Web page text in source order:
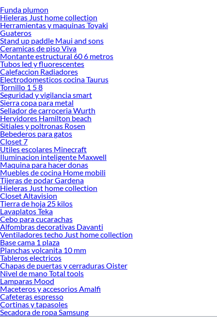
Desde remodelaciones hasta proyectos de decoración, estamos aquí para hacer
tus ideas realidad. ¡Visítanos y encuentra todo lo que tenemos para ofrecerte en
Tabla para Picar!
Explora la variedad de productos de Tabla para Picar en Sodimac
Herramientas, materiales y accesorios de calidad para tus proyectos y
renovación de espacios. ¡Visítanos y descubre todo lo que tenemos para
ofrecerte!
Encuentra una amplia variedad de productos de Tabla para Picar en Sodimac.
Encuentra todo lo necesario para tus proyectos de renovación y decoración.
¡Visítanos y haz tus ideas realidad!
Funda plumon
Hieleras Just home collection
Herramientas y maquinas Toyaki
Guateros
Stand up paddle Maui and sons
Ceramicas de piso Viva
Montante estructural 60 6 metros
Tubos led y fluorescentes
Calefaccion Radiadores
Electrodomesticos cocina Taurus
Tornillo 1 5 8
Seguridad y vigilancia smart
Sierra copa para metal
Sellador de carroceria Wurth
Hervidores Hamilton beach
Sitiales y poltronas Rosen
Bebederos para gatos
Closet 7
Utiles escolares Minecraft
Iluminacion inteligente Maxwell
Maquina para hacer donas
Muebles de cocina Home mobili
Tijeras de podar Gardena
Hieleras Just home collection
Closet Altavision
Tierra de hoja 25 kilos
Lavaplatos Teka
Cebo para cucarachas
Alfombras decorativas Davanti
Ventiladores techo Just home collection
Base cama 1 plaza
Planchas volcanita 10 mm
Tableros electricos
Chapas de puertas y cerraduras Oister
Nivel de mano Total tools
Lamparas Mood
Maceteros y accesorios Amalfi
Cafeteras espresso
Cortinas y tapasoles
Secadora de ropa Samsung